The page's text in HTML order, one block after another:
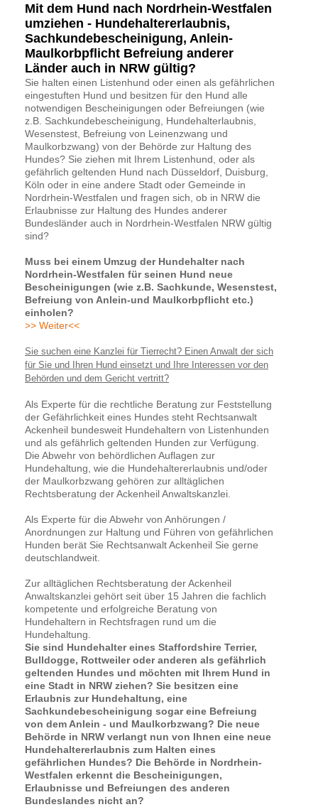
Mit dem Hund nach Nordrhein-Westfalen
umziehen - Hundehaltererlaubnis,
Sachkundebescheinigung, Anlein-
Maulkorbpflicht Befreiung anderer
Länder auch in NRW gültig?
Sie halten einen Listenhund oder einen als gefährlichen
eingestuften Hund und besitzen für den Hund alle
notwendigen Bescheinigungen oder Befreiungen (wie
z.B. Sachkundebescheinigung, Hundehalterlaubnis,
Wesenstest, Befreiung von Leinenzwang und
Maulkorbzwang) von der Behörde zur Haltung des
Hundes? Sie ziehen mit Ihrem Listenhund, oder als
gefährlich geltenden Hund nach Düsseldorf, Duisburg,
Köln oder in eine andere Stadt oder Gemeinde in
Nordrhein-Westfalen und fragen sich, ob in NRW die
Erlaubnisse zur Haltung des Hundes anderer
Bundesländer auch in Nordrhein-Westfalen NRW gültig
sind?
Muss bei einem Umzug der Hundehalter nach
Nordrhein-Westfalen für seinen Hund neue
Bescheinigungen (wie z.B. Sachkunde, Wesenstest,
Befreiung von Anlein-und Maulkorbpflicht etc.)
einholen?
>> Weiter<<
Sie suchen eine Kanzlei für Tierrecht? Einen Anwalt der sich
für Sie und Ihren Hund einsetzt und Ihre Interessen vor den
Behörden und dem Gericht vertritt?
Als Experte für die rechtliche Beratung zur Feststellung
der Gefährlichkeit eines Hundes steht Rechtsanwalt
Ackenheil bundesweit Hundehaltern von Listenhunden
und als gefährlich geltenden Hunden zur Verfügung.
Die Abwehr von behördlichen Auflagen zur
Hundehaltung, wie die Hundehaltererlaubnis und/oder
der Maulkorbzwang gehören zur alltäglichen
Rechtsberatung der Ackenheil Anwaltskanzlei.
Als Experte für die Abwehr von Anhörungen /
Anordnungen zur Haltung und Führen von gefährlichen
Hunden berät Sie Rechtsanwalt Ackenheil Sie gerne
deutschlandweit.
Zur alltäglichen Rechtsberatung der Ackenheil
Anwaltskanzlei gehört seit über 15 Jahren die fachlich
kompetente und erfolgreiche Beratung von
Hundehaltern in Rechtsfragen rund um die
Hundehaltung.
Sie sind Hundehalter eines Staffordshire Terrier,
Bulldogge, Rottweiler oder anderen als gefährlich
geltenden Hundes und möchten mit Ihrem Hund in
eine Stadt in NRW ziehen? Sie besitzen eine
Erlaubnis zur Hundehaltung, eine
Sachkundebescheinigung sogar eine Befreiung
von dem Anlein - und Maulkorbzwang? Die neue
Behörde in NRW verlangt nun von Ihnen eine neue
Hundehaltererlaubnis zum Halten eines
gefährlichen Hundes? Die Behörde in Nordrhein-
Westfalen erkennt die Bescheinigungen,
Erlaubnisse und Befreiungen des anderen
Bundeslandes nicht an?